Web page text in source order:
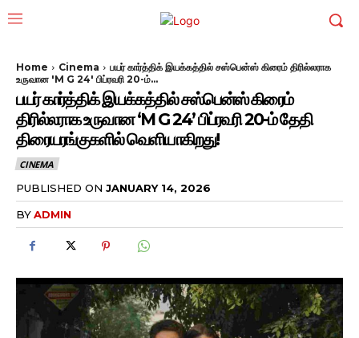
Home Cinema
பயர் கார்த்திக் இயக்கத்தில் சஸ்பென்ஸ் கிரைம் திரில்லராக
உருவான 'M G 24' பிப்ரவரி 20-ம்...
பயர் கார்த்திக் இயக்கத்தில் சஸ்பென்ஸ் கிரைம்
திரில்லராக உருவான ‘M G 24’ பிப்ரவரி 20-ம் தேதி
திரையரங்குகளில் வெளியாகிறது!
CINEMA
PUBLISHED ON JANUARY 14, 2026
BYADMIN